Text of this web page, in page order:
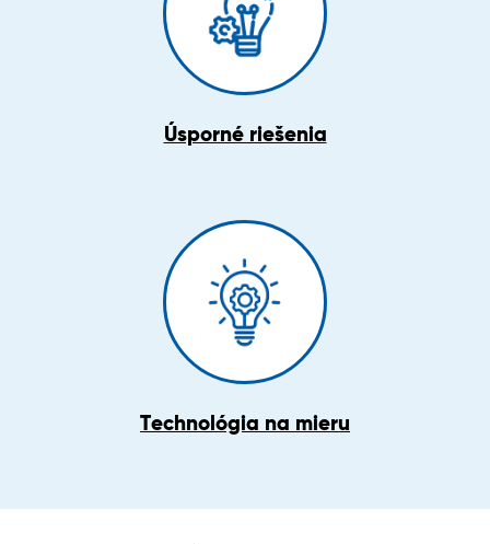
Úsporné riešenia
Technológia na mieru